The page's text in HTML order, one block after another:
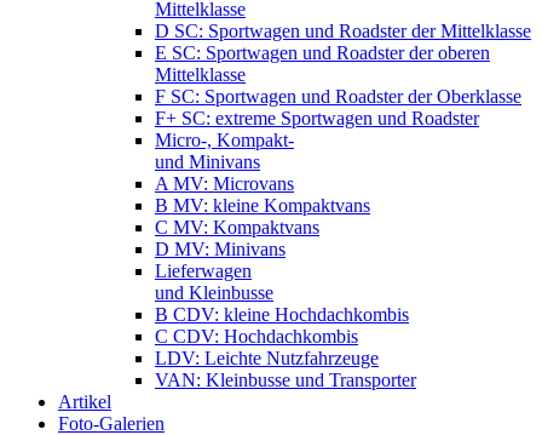
Mittelklasse
D SC: Sportwagen und Roadster der Mittelklasse
E SC: Sportwagen und Roadster der oberen
Mittelklasse
F SC: Sportwagen und Roadster der Oberklasse
F+ SC: extreme Sportwagen und Roadster
Micro-, Kompakt-
und Minivans
A MV: Microvans
B MV: kleine Kompaktvans
C MV: Kompaktvans
D MV: Minivans
Lieferwagen
und Kleinbusse
B CDV: kleine Hochdachkombis
C CDV: Hochdachkombis
LDV: Leichte Nutzfahrzeuge
VAN: Kleinbusse und Transporter
Artikel
Foto-Galerien